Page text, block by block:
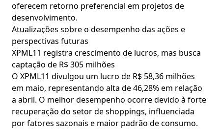
oferecem retorno preferencial em projetos de
desenvolvimento.
Atualizações sobre o desempenho das ações e
perspectivas futuras
XPML11 registra crescimento de lucros, mas busca
captação de R$ 305 milhões
O XPML11 divulgou um lucro de R$ 58,36 milhões
em maio, representando alta de 46,28% em relação
a abril. O melhor desempenho ocorre devido à forte
recuperação do setor de shoppings, influenciada
por fatores sazonais e maior padrão de consumo.